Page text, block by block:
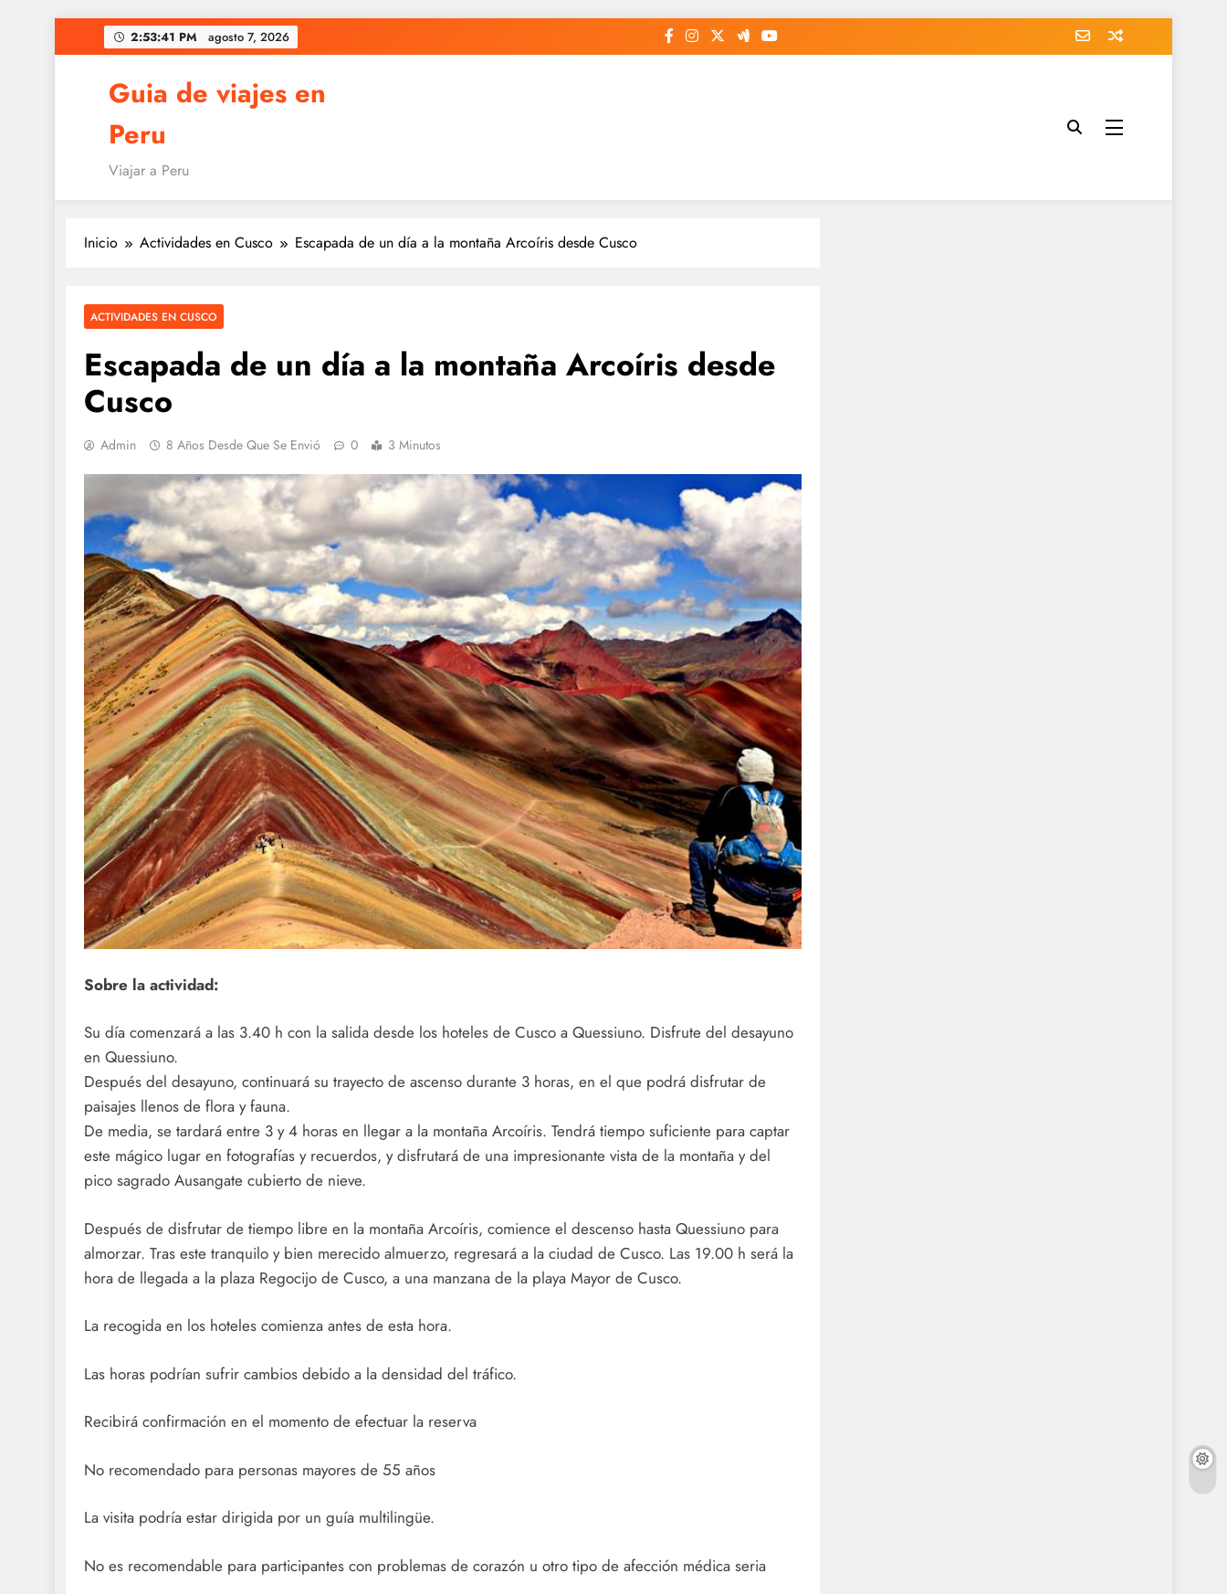
al
2:53:42 PM agosto 7, 2026
Guia de viajes en
Peru
Viajar a Peru
Inicio Actividades en Cusco Escapada de un día a la montaña Arcoíris desde Cusco
ACTIVIDADES EN CUSCO
Escapada de un día a la montaña Arcoíris desde
Cusco
Admin 8 Años Desde Que Se Envió 0 3 Minutos
Sobre la actividad:
Su día comenzará a las 3.40 h con la salida desde los hoteles de Cusco a Quessiuno. Disfrute del desayuno
en Quessiuno.
Después del desayuno, continuará su trayecto de ascenso durante 3 horas, en el que podrá disfrutar de
paisajes llenos de flora y fauna.
De media, se tardará entre 3 y 4 horas en llegar a la montaña Arcoíris. Tendrá tiempo suficiente para captar
este mágico lugar en fotografías y recuerdos, y disfrutará de una impresionante vista de la montaña y del
pico sagrado Ausangate cubierto de nieve.
Después de disfrutar de tiempo libre en la montaña Arcoíris, comience el descenso hasta Quessiuno para
almorzar. Tras este tranquilo y bien merecido almuerzo, regresará a la ciudad de Cusco. Las 19.00 h será la
hora de llegada a la plaza Regocijo de Cusco, a una manzana de la playa Mayor de Cusco.
La recogida en los hoteles comienza antes de esta hora.
Las horas podrían sufrir cambios debido a la densidad del tráfico.
Recibirá confirmación en el momento de efectuar la reserva
No recomendado para personas mayores de 55 años
La visita podría estar dirigida por un guía multilingüe.
No es recomendable para participantes con problemas de corazón u otro tipo de afección médica seria